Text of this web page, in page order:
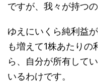
ですが、我々が持つ
ゆえにいくら純利益
も増えて1株あたりの
ら、自分が所有して
いるわけです。